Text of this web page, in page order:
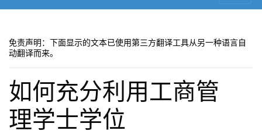
免责声明：下面显示的文本已使用第三方翻译工具从另一种语言自
动翻译而来。
如何充分利用工商管
理学士学位